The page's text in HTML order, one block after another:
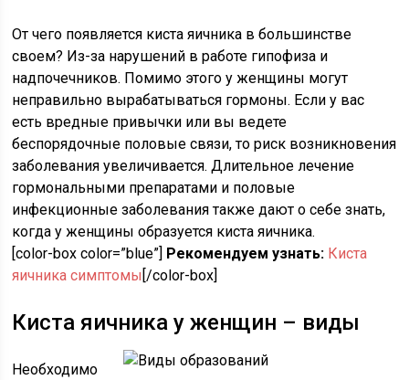
От чего появляется киста яичника в большинстве
своем? Из-за нарушений в работе гипофиза и
надпочечников. Помимо этого у женщины могут
неправильно вырабатываться гормоны. Если у вас
есть вредные привычки или вы ведете
беспорядочные половые связи, то риск возникновения
заболевания увеличивается. Длительное лечение
гормональными препаратами и половые
инфекционные заболевания также дают о себе знать,
когда у женщины образуется киста яичника.
[color-box color=”blue”] Рекомендуем узнать: Киста
яичника симптомы [/color-box]
Киста яичника у женщин – виды
Необходимо